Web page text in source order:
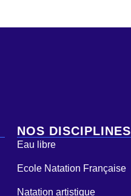
NOS DISCIPLINES
Eau libre
Ecole Natation Française
Natation artistique